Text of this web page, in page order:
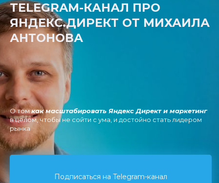
TELEGRAM-КАНАЛ ПРО
ЯНДЕКС.ДИРЕКТ ОТ МИХАИЛА
АНТОНОВА
О томкак масштабировать Яндекс Директ и маркетинг
в целом, чтобы не сойти с ума, и достойно стать лидером
рынка
Подписаться на Telegram-канал